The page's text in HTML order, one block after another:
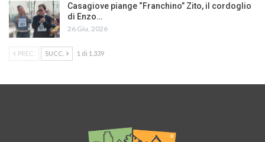
Casagiove piange “Franchino” Zito, il cordoglio
di Enzo…
26 Giu, 2026
PREC. SUCC. 1 di 1.339